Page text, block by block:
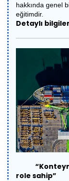
hakkında genel
eğitimdir.
Detaylı
role sahip”